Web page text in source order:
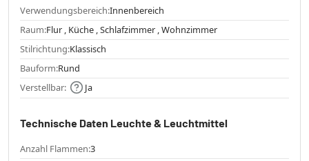
Verwendungsbereich:Innenbereich
Raum:Flur , Küche , Schlafzimmer , Wohnzimmer
Stilrichtung:Klassisch
Bauform:Rund
Verstellbar:
Ja
Technische Daten Leuchte & Leuchtmittel
Anzahl Flammen:3